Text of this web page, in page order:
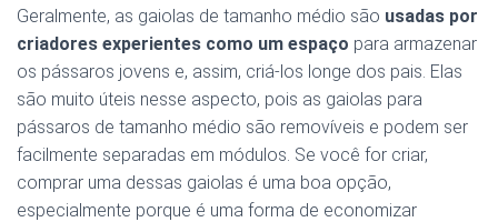
Geralmente, as gaiolas de tamanho médio são usadas por
criadores experientes como um espaço para armazenar
os pássaros jovens e, assim, criá-los longe dos pais. Elas
são muito úteis nesse aspecto, pois as gaiolas para
pássaros de tamanho médio são removíveis e podem ser
facilmente separadas em módulos. Se você for criar,
comprar uma dessas gaiolas é uma boa opção,
especialmente porque é uma forma de economizar